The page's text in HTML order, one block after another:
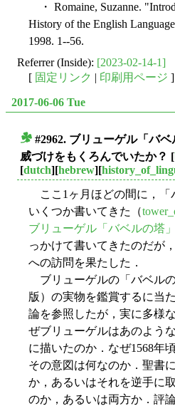
・ Romaine, Suzanne.
History of the English
1998. 1--56.
Referrer (Inside): [2023-02-14-1]
[ 固定リンク | 印刷用ページ ]
2017-06-06 Tue
#2962. ブリューゲル「バ
威づけをもくろんでいたか？ [
[dutch][hebrew][
ここ1ヶ月ほどの間に，「
いくつか書いてきた（
ブリューゲル「バベルの塔
っかけて書いてきたのだが
への訪問を果たした．
ブリューゲルの「バベル
版）の実物を鑑賞するに当
論を参照したが，実に多様
ぜブリューゲルはあのよう
に描いたのか．なぜ1568年
その意図は何なのか．聖書
か，あるいはそれを逆手に
のか，あるいは両方か．評